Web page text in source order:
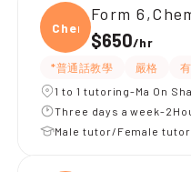
Chemi
Form
$650/hr
*普通話教學 嚴格
1 to 1 tutoring-Ma On
Three days a week-
Male tutor/Female